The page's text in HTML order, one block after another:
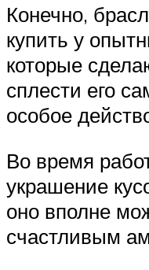
Конечно,
купить у
которые
сплести его
особое
Во время
украшение
оно вполне
счастливым